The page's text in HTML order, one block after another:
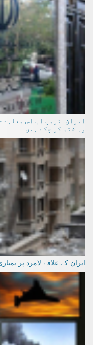
ایران: ٹرمپ اب اس
وہ ختم کر چکے ہیں
ایران کے علاقے لامرد پر